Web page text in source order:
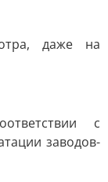
даже на
с
заводов-